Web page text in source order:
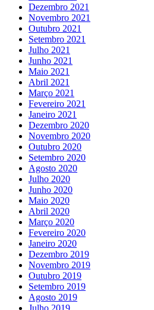
Dezembro 2021
Novembro 2021
Outubro 2021
Setembro 2021
Julho 2021
Junho 2021
Maio 2021
Abril 2021
Março 2021
Fevereiro 2021
Janeiro 2021
Dezembro 2020
Novembro 2020
Outubro 2020
Setembro 2020
Agosto 2020
Julho 2020
Junho 2020
Maio 2020
Abril 2020
Março 2020
Fevereiro 2020
Janeiro 2020
Dezembro 2019
Novembro 2019
Outubro 2019
Setembro 2019
Agosto 2019